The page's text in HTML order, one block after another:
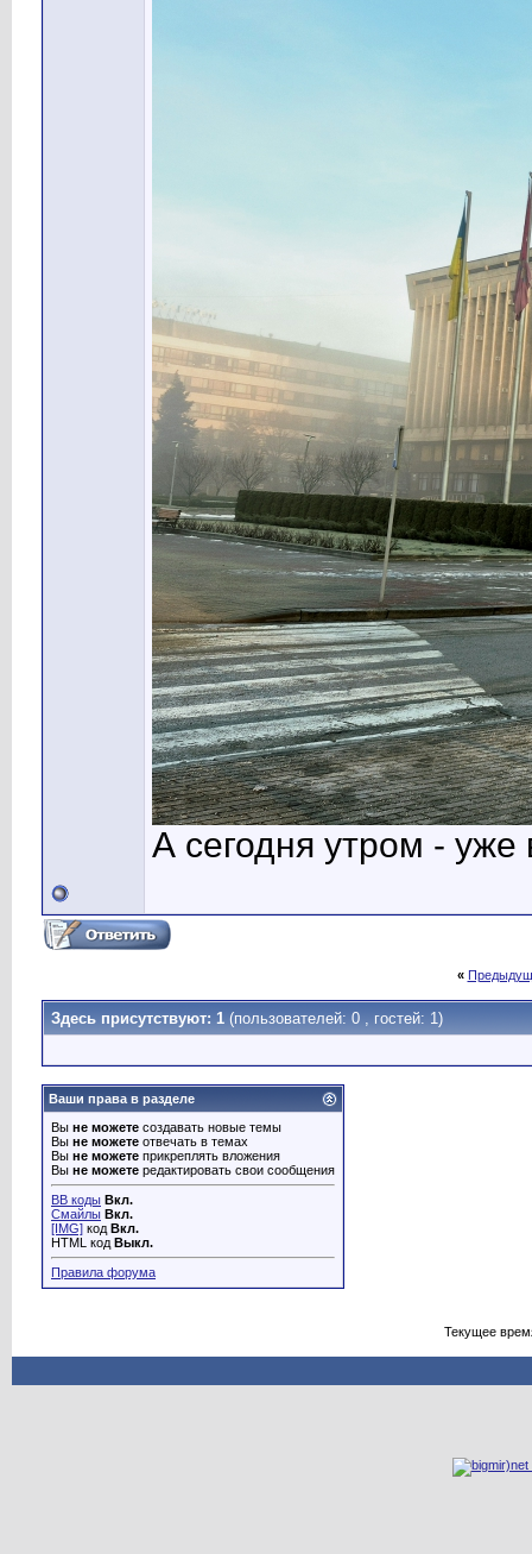
А сегодня утром - уже
«
Здесь присутствуют: 1 (пользователей: 0 , гостей: 1)
Ваши права в разделе
Вы не можете создавать новые темы
Вы не можете отвечать в темах
Вы не можете прикреплять вложения
Вы не можете редактировать свои сообщения
BB коды Вкл.
Смайлы Вкл.
[IMG] код Вкл.
HTML код Выкл.
Правила форума
Текущее